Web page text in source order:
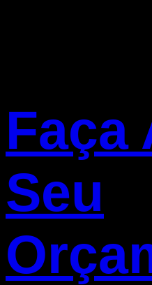
Faça
Seu